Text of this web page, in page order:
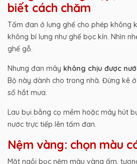
biết cách chăm
Tấm đan ở lưng ghế cho phép không
không bí lưng như ghế bọc kín. Nhìn
ghế gỗ.
Nhưng đan mây không chịu được
Bộ này dành cho trong nhà. Đừng kê
sổ hắt mưa.
Lau bụi bằng cọ mềm hoặc máy hút
nước trực tiếp lên tấm đan.
Nệm vàng: chọn màu
Mặt ngồi bọc nệm màu vàng ấm,